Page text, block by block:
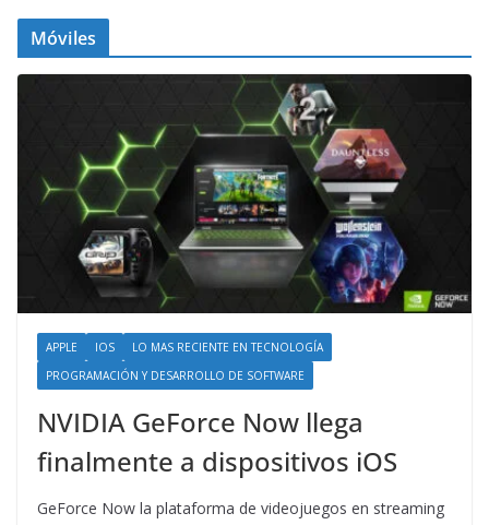
Móviles
APPLE IOS
LO MAS RECIENTE EN TECNOLOGÍA
PROGRAMACIÓN Y DESARROLLO DE SOFTWARE
NVIDIA GeForce Now llega
finalmente a dispositivos iOS
GeForce Now la plataforma de videojuegos en streaming